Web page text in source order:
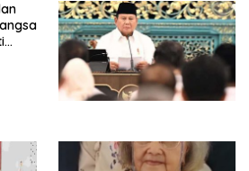
Penjajahan (Pergolakan
Ekonomi Politik Indonesia) &
Simposium Nasional “Urgensi
Undang-Undang
Perekonomian Nasional dan
Kesejahteraan Sosial dalam